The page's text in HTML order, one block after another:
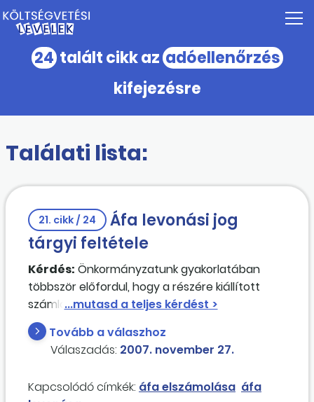
24talált cikk az adóellenőrzés
kifejezésre
Találati lista:
21. cikk / 24
Áfa levonási jog
tárgyi feltétele
Kérdés: Önkormányzatunk gyakorlatában
többször előfordul, hogy a részére kiállított
számlákon az adószám utolsó három
számjegyében eltérés van az APEH
nyilvántartásához képest. A számlán minden
más egyéb adat (az adószám első 8 jegye –
mutat. Kérdésünk: alkalmas-e ilyen formában a
Tovább a válaszhoz
Válaszadás: 2007. november 27.
Kapcsolódó címkék: áfa elszámolása áfa